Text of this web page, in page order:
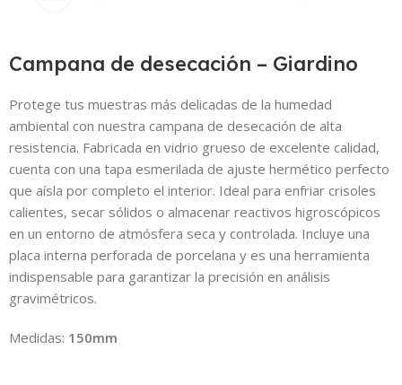
Campana de desecación – Giardino
Protege tus muestras más delicadas de la humedad
ambiental con nuestra campana de desecación de alta
resistencia. Fabricada en vidrio grueso de excelente calidad,
cuenta con una tapa esmerilada de ajuste hermético perfecto
que aísla por completo el interior. Ideal para enfriar crisoles
calientes, secar sólidos o almacenar reactivos higroscópicos
en un entorno de atmósfera seca y controlada. Incluye una
placa interna perforada de porcelana y es una herramienta
indispensable para garantizar la precisión en análisis
gravimétricos.
Medidas: 150mm